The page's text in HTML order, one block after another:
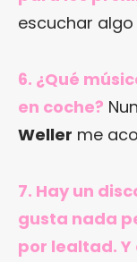
escuchar
6. ¿Qué
en coche?
Weller me
7. Hay un
gusta nada
por lealtad. Y